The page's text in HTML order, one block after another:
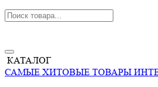
КАТАЛОГ
САМЫЕ ХИТОВЫЕ ТОВАРЫ